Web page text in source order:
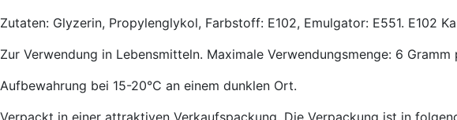
Zutaten: Glyzerin, Propylenglykol, Farbstoff: E102, Emulgator: E551.
Zur Verwendung in Lebensmitteln. Maximale Verwendungsmenge: 6
Aufbewahrung bei 15-20°C an einem dunklen Ort.
Verpackt in einer attraktiven Verkaufspackung. Die Verpackung ist in